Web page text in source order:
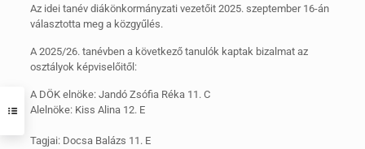
Az idei tanév diákönkormányzati vezetőit 2025. szeptember 16-án
választotta meg a közgyűlés.
A 2025/26. tanévben a következő tanulók kaptak bizalmat az
osztályok képviselőitől:
A DÖK elnöke: Jandó Zsófia Réka 11. C
Alelnöke: Kiss Alina 12. E
Tagjai: Docsa Balázs 11. E